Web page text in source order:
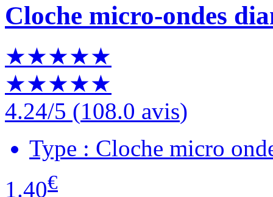
Cloche micro-ondes
★★★★★
★★★★★
4.24/5 (108.0 avis)
Type : Cloche micro
1.40€